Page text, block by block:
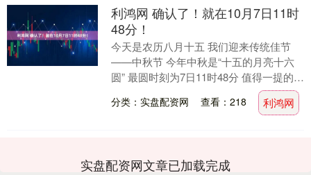
利鸿网 确认了！就在10月7日11时
48分！
今天是农历八月十五 我们迎来传统佳节
——中秋节 今年中秋是“十五的月亮十六
圆” 最圆时刻为7日11时48分 值得一提的是
这轮中秋满月的“个头” 在本年度所有满....
分类：实盘配资网 查看：218 利鸿网
实盘配资网文章已加载完成